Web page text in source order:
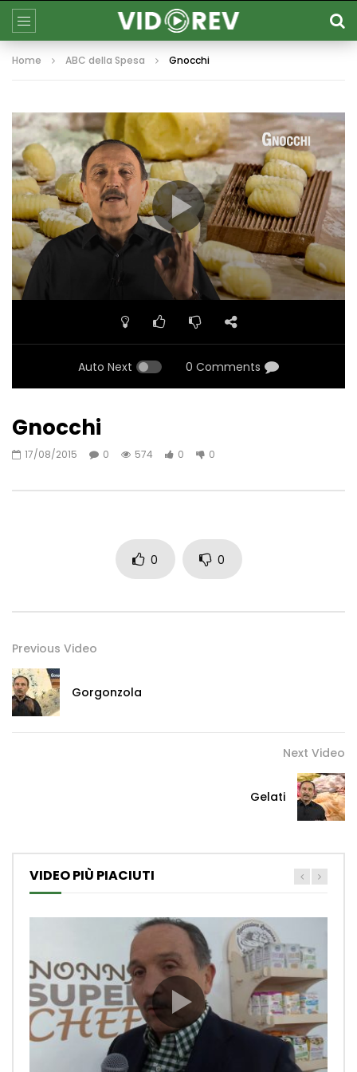
Home ABC della Spesa Gnocchi
Auto Next 0 Comments
Gnocchi
17/08/2015 0 574 0 0
0 0
Previous Video
Gorgonzola
Next Video
Gelati
VIDEO PIÙ PIACIUTI